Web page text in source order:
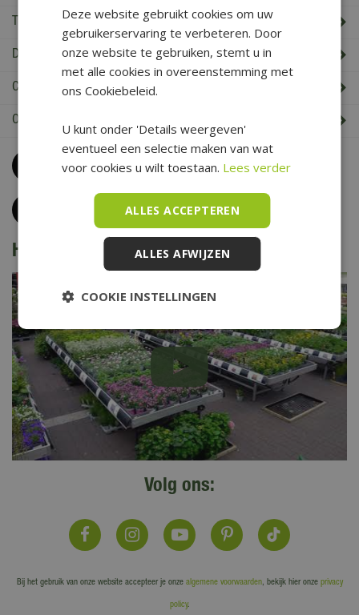
Tuincentrum De Boet
De Boet klantenkaart
Cadeaukaart saldo check
Openingstijden & Contact
Bel0226 352 197
(maandag t/m zaterdag van 09.00 t/m 17.00 uur)
Klantenservice
Het is voorjaar bij De Boet
Volg ons:
Bij het gebruik van onze website accepteer je onze algemene voorwaarden, bekijk hier onze privacy
policy.
Deze website gebruikt cookies om uw
gebruikerservaring te verbeteren. Door
onze website te gebruiken, stemt u in
met alle cookies in overeenstemming met
ons Cookiebeleid.
U kunt onder 'Details weergeven'
eventueel een selectie maken van wat
voor cookies u wilt toestaan. Lees verder
ALLES ACCEPTEREN
ALLES AFWIJZEN
COOKIE INSTELLINGEN